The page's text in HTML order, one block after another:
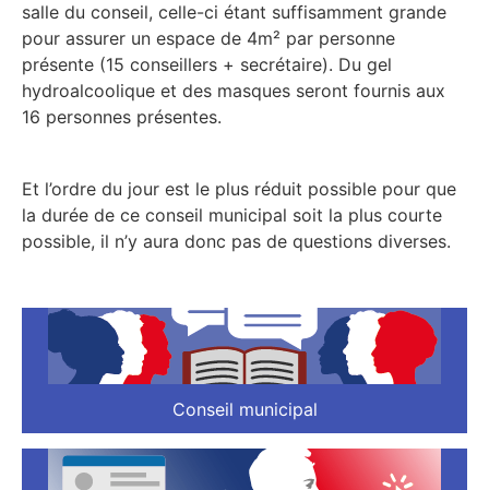
salle du conseil, celle-ci étant suffisamment grande
pour assurer un espace de 4m² par personne
présente (15 conseillers + secrétaire). Du gel
hydroalcoolique et des masques seront fournis aux
16 personnes présentes.
Et l’ordre du jour est le plus réduit possible pour que
la durée de ce conseil municipal soit la plus courte
possible, il n’y aura donc pas de questions diverses.
Conseil municipal